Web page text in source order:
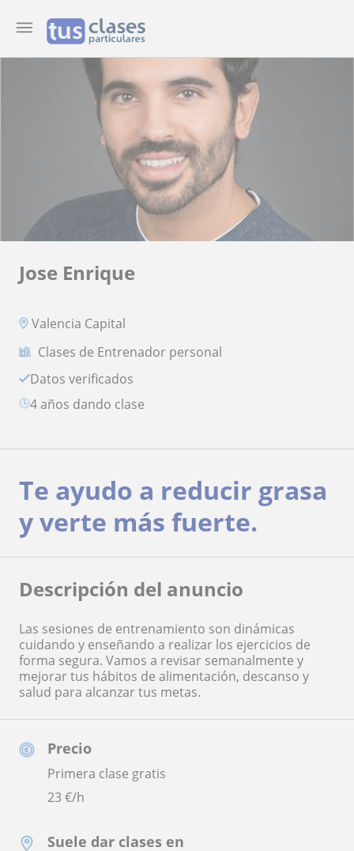
Jose Enrique
Valencia Capital
Clases de Entrenador personal
Datos verificados
4 años dando clase
Precio
Primera clase gratis
23 €/h
Suele dar clases en
Te ayudo a reducir grasa
y verte más fuerte.
Descripción del anuncio
Las sesiones de entrenamiento son dinámicas
cuidando y enseñando a realizar los ejercicios de
forma segura. Vamos a revisar semanalmente y
mejorar tus hábitos de alimentación, descanso y
salud para alcanzar tus metas.